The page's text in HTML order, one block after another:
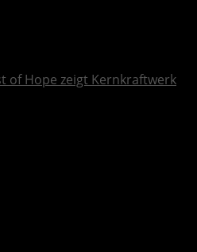
of Hope zeigt Kernkraftwerk